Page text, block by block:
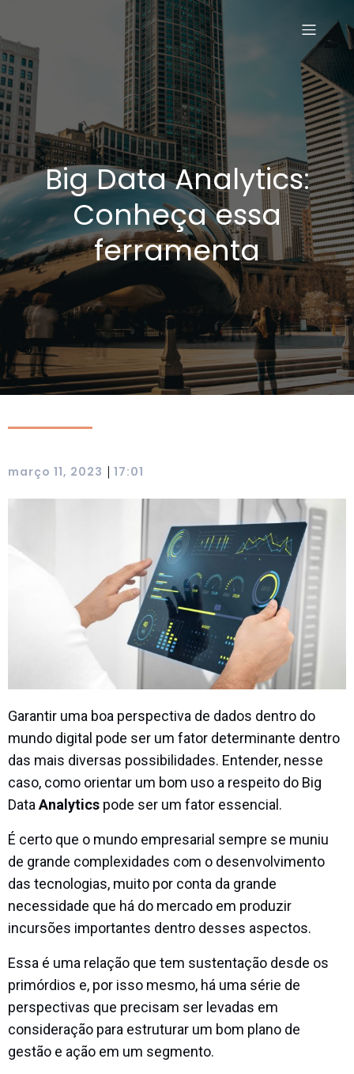
Big Data Analytics:
Conheça essa
ferramenta
março 11, 2023 | 17:01
Garantir uma boa perspectiva de dados dentro do
mundo digital pode ser um fator determinante dentro
das mais diversas possibilidades. Entender, nesse
caso, como orientar um bom uso a respeito do Big
Data Analytics pode ser um fator essencial.
É certo que o mundo empresarial sempre se muniu
de grande complexidades com o desenvolvimento
das tecnologias, muito por conta da grande
necessidade que há do mercado em produzir
incursões importantes dentro desses aspectos.
Essa é uma relação que tem sustentação desde os
primórdios e, por isso mesmo, há uma série de
perspectivas que precisam ser levadas em
consideração para estruturar um bom plano de
gestão e ação em um segmento.